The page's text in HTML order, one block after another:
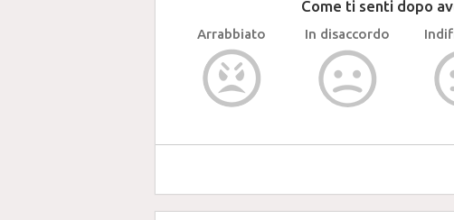
Come ti senti dopo
Arrabbiato In disaccordo